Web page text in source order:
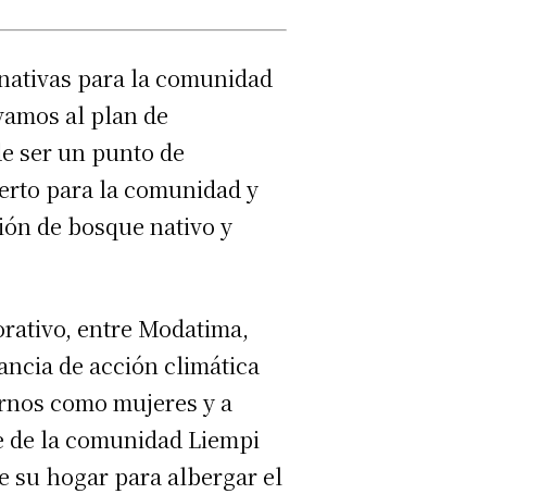
para la comunidad
al plan de
ser un punto de
para la comunidad y
de bosque nativo y
entre Modatima,
de acción climática
como mujeres y a
la comunidad Liempi
su hogar para albergar el